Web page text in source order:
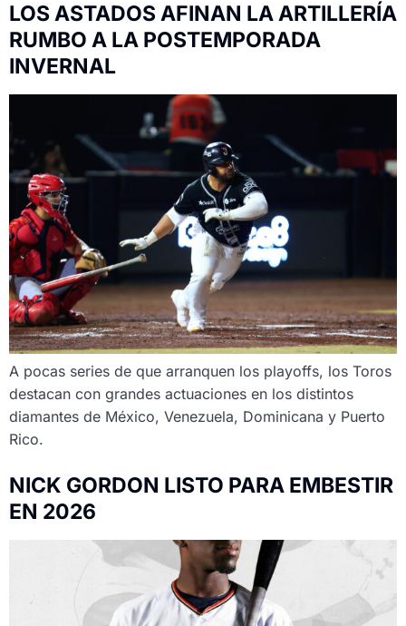
LOS ASTADOS AFINAN LA ARTILLERÍA
RUMBO A LA POSTEMPORADA
INVERNAL
A pocas series de que arranquen los playoffs, los Toros
destacan con grandes actuaciones en los distintos
diamantes de México, Venezuela, Dominicana y Puerto
Rico.
NICK GORDON LISTO PARA EMBESTIR
EN 2026